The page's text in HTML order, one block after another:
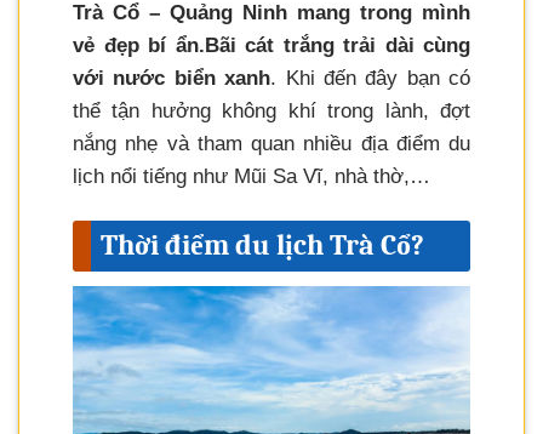
Trà Cổ – Quảng Ninh mang trong mình
vẻ đẹp bí ẩn. Bãi cát trắng trải dài cùng
với nước biển xanh. Khi đến đây bạn có
thể tận hưởng không khí trong lành, đợt
nắng nhẹ và tham quan nhiều địa điểm du
lịch nổi tiếng như Mũi Sa Vĩ, nhà thờ,…
Thời điểm du lịch Trà Cổ?